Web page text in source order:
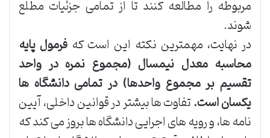
مربوطه را مطالعه کنند تا از تمامی جزئیات مطلع
شوند.
در نهایت، مهمترین نکته این است کهفرمول پایه
محاسبه معدل نیمسال (مجموع نمره در واحد
تقسیم بر مجموع واحدها) در تمامی دانشگاه ها
یکسان است.تفاوت ها بیشتر در قوانین داخلی، آیین
نامه ها، و رویه های اجرایی دانشگاه ها بروز می کند که